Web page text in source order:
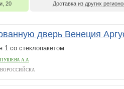
20 Доставка из других
дверь Венеция
1 со стеклопакетом
А.А